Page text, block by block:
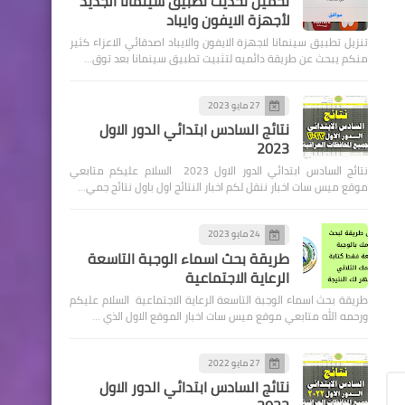
لأجهزة الايفون وايباد
تنزيل تطبيق سينمانا لاجهزة الايفون والايباد اصدقائي الاعزاء كثير
منكم يبحث عن طريقة دائميه لتثبيت تطبيق سينمانا بعد توق…
27 مايو 2023
نتائج السادس ابتدائي الدور الاول
2023
نتائج السادس ابتدائي الدور الاول 2023 السلام عليكم متابعي
موقع ميس سات اخبار ننقل لكم اخبار النتائج اول باول نتائج جمي…
24 مايو 2023
طريقة بحث اسماء الوجبة التاسعة
الرعاية الاجتماعية
طريقة بحث اسماء الوجبة التاسعة الرعاية الاجتماعية السلام عليكم
ورحمه الله متابعي موقع ميس سات اخبار الموقع الاول الذي …
27 مايو 2022
نتائج السادس ابتدائي الدور الاول
اخبار العامة
فاطمة چنت آخذ جرع كيماوي
وأرجع أدرس وامتحن..قصة
فاطمة
اخبار العامة
الخميس في البورصة العراقية